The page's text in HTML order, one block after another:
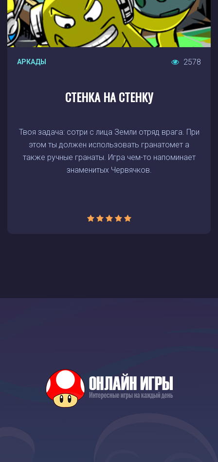
АРКАДЫ 2578
СТЕНКА НА СТЕНКУ
Твоя задача: сотри с лица Земли отряд врага. При
этом ты должен использовать гранатомет а
также ручные гранаты. Игра чем-то напоминает
знаменитых Червячков.